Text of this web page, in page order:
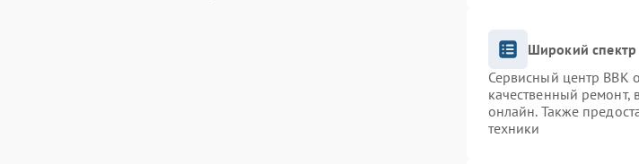
Широкий спектр
Сервисный центр BBK
качественный ремонт,
онлайн. Также
техники